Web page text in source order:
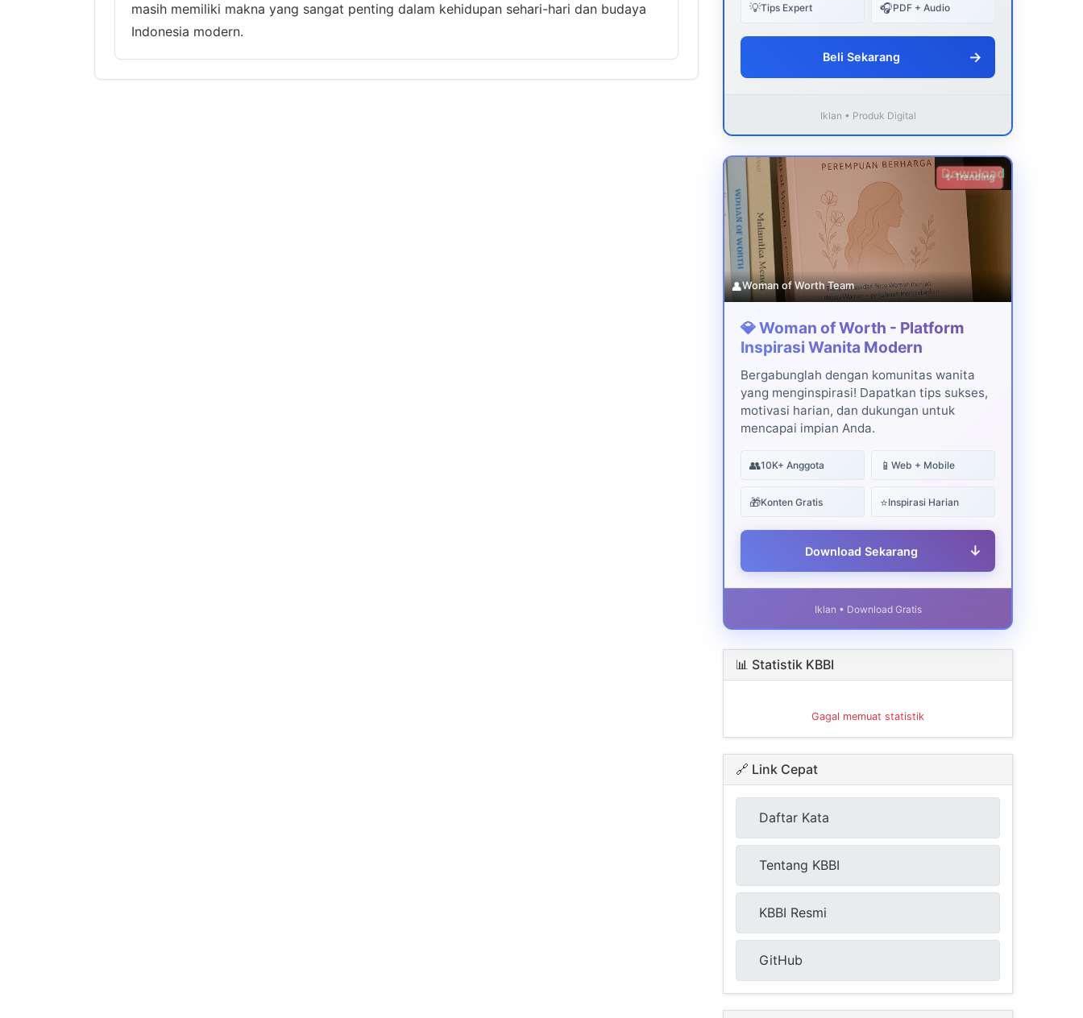
masih memiliki makna yang sangat penting dalam kehidupan sehari-hari dan budaya
Indonesia modern.
💡Tips Expert 🎧PDF + Audio
Beli Sekarang →
Iklan • Produk Digital
Download
✨ Trending
👤Woman of Worth Team
💎 Woman of Worth - Platform
Inspirasi Wanita Modern
Bergabunglah dengan komunitas wanita
yang menginspirasi! Dapatkan tips sukses,
motivasi harian, dan dukungan untuk
mencapai impian Anda.
👥10K+ Anggota 📱 Web + Mobile
🎁Konten Gratis ⭐Inspirasi Harian
Download Sekarang ↓
Iklan • Download Gratis
📊 Statistik KBBI
Gagal memuat statistik
🔗 Link Cepat
Daftar Kata
Tentang KBBI
KBBI Resmi
GitHub